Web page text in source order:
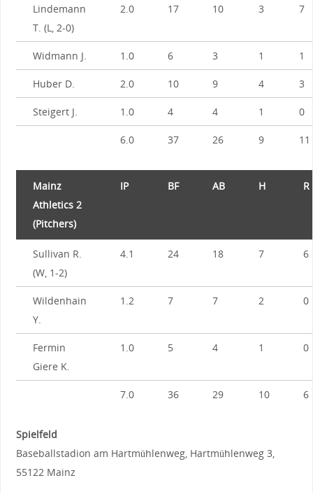
Lindemann
T. (L, 2-0)
2.0 17 10 3 7
Widmann J. 1.0 6 3 1 1
Huber D. 2.0 10 9 4 3
Steigert J. 1.0 4 4 1 0
6.0 37 26 9 11
Mainz
Athletics 2
(Pitchers)
IP BF AB H R
Sullivan R.
(W, 1-2)
4.1 24 18 7 6
Wildenhain
Y.
1.2 7 7 2 0
Fermin
Giere K.
1.0 5 4 1 0
7.0 36 29 10 6
Spielfeld
Baseballstadion am Hartmühlenweg, Hartmühlenweg 3,
55122 Mainz